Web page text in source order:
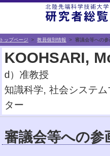
トップページ >教員個別情報 > 審議会等への参
KOOHSARI,
d）准教授
知識科学, 社会システ
ター
審議会等への参